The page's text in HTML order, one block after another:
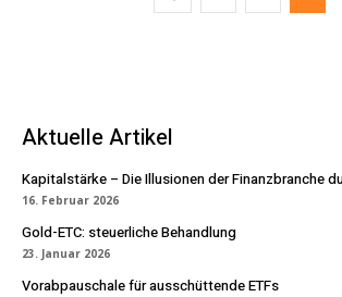
Aktuelle Artikel
Kapitalstärke – Die Illusionen der Finanzbranche
16. Februar 2026
Gold-ETC: steuerliche Behandlung
23. Januar 2026
Vorabpauschale für ausschüttende ETFs